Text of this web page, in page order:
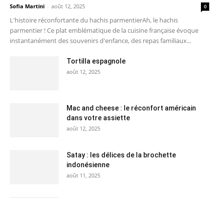
Sofia Martini - août 12, 2025 0
L'histoire réconfortante du hachis parmentierAh, le hachis
parmentier ! Ce plat emblématique de la cuisine française évoque
instantanément des souvenirs d'enfance, des repas familiaux...
Tortilla espagnole
août 12, 2025
Mac and cheese : le réconfort américain
dans votre assiette
août 12, 2025
Satay : les délices de la brochette
indonésienne
août 11, 2025